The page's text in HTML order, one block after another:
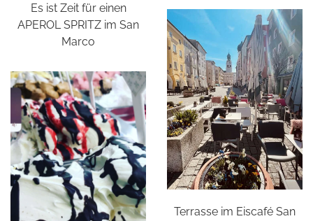
Es ist Zeit für einen
APEROL SPRITZ im San
Marco
Terrasse im Eiscafé San